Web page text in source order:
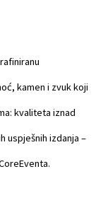
kamen i zvuk koji
kvaliteta iznad
uspješnih izdanja –